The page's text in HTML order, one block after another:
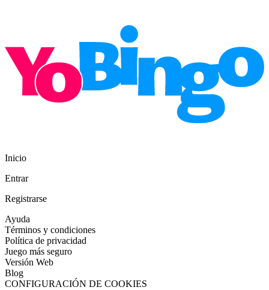
Inicio
Entrar
Registrarse
Ayuda
Términos y condiciones
Política de privacidad
Juego más seguro
Versión Web
Blog
CONFIGURACIÓN DE COOKIES